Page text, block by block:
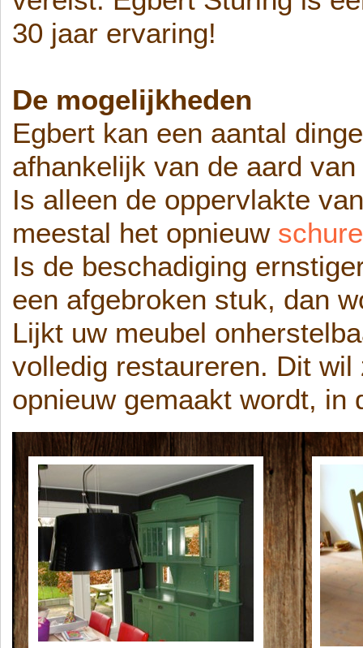
30 jaar ervaring!
De mogelijkheden
Egbert kan een aantal
afhankelijk van de aard
Is alleen de oppervlakte
meestal het opnieuw
Is de beschadiging
een afgebroken stuk, dan
Lijkt uw meubel
volledig restaureren. Dit
opnieuw gemaakt wordt, in